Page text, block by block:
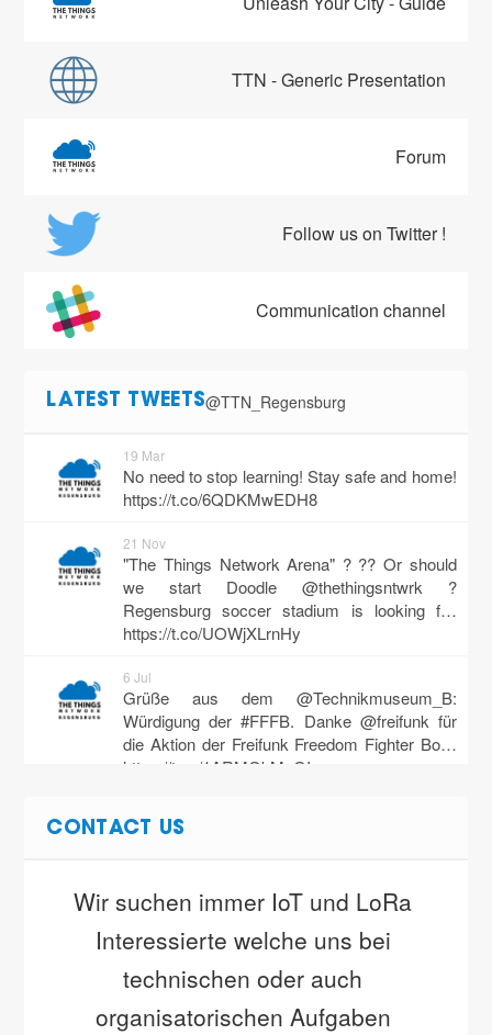
TTN - Generic Presentation
Forum
Follow us on Twitter !
Communication channel
LATEST TWEETS@TTN_Regensburg
19 Mar
No need to stop learning! Stay safe and home!
https://t.co/6QDKMwEDH8
21 Nov
"The Things Network Arena" ? ?? Or should
we start Doodle @thethingsntwrk ?
Regensburg soccer stadium is looking f…
https://t.co/UOWjXLrnHy
6 Jul
Grüße aus dem @Technikmuseum_B:
Würdigung der #FFFB. Danke @freifunk für
die Aktion der Freifunk Freedom Fighter Bo…
https://t.co/1ARMObMpGI
Ich brauche zwar erst noch nen Pool ??‍♂️?,
Das nächste @TTN_Regensburg MeetUp
steht ????: Wann? 11.06.2019 ab 17:30 Uhr
Wo? Das Deggigner, Wahlenstraße 17, 93…
https://t.co/eGTHFVaq6X
CONTACT US
Wir suchen immer IoT und LoRa
Interessierte welche uns bei
technischen oder auch
organisatorischen Aufgaben